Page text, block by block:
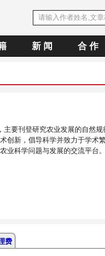
新 闻 合 作
主要刊登研究农业发展的自然
创新，倡导科学并致力于学术
业科学问题与发展的交流平台。
费